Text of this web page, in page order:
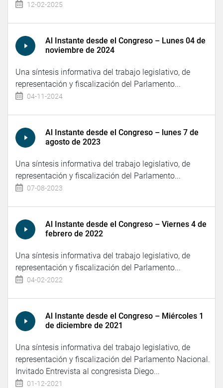
12-02-2025
Al Instante desde el Congreso – Lunes 04 de
noviembre de 2024
Una síntesis informativa del trabajo legislativo, de
representación y fiscalización del Parlamento...
04-11-2024
Al Instante desde el Congreso – lunes 7 de
agosto de 2023
Una síntesis informativa del trabajo legislativo, de
representación y fiscalización del Parlamento...
07-08-2023
Al Instante desde el Congreso – Viernes 4 de
febrero de 2022
Una síntesis informativa del trabajo legislativo, de
representación y fiscalización del Parlamento...
04-02-2022
Al Instante desde el Congreso – Miércoles 1
de diciembre de 2021
Una síntesis informativa del trabajo legislativo, de
representación y fiscalización del Parlamento Nacional.
Invitado Entrevista al congresista Diego...
01-12-2021